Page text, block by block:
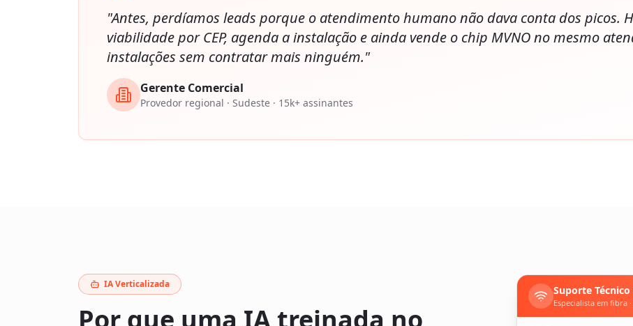
"Antes, perdíamos leads porque o atendimento humano não dava conta dos picos.
viabilidade por CEP, agenda a instalação e ainda vende o chip MVNO no mesmo
instalações sem contratar mais ninguém."
Gerente Comercial
Provedor regional · Sudeste · 15k+ assinantes
IA Verticalizada Suporte Técnico
Especialista em fibra